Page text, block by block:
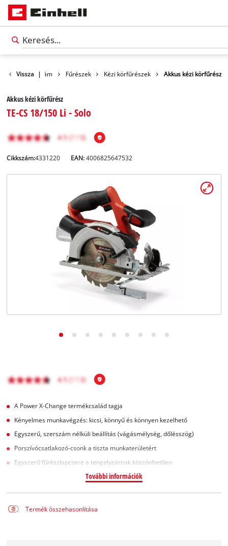
Vissza |
Szerszám Fűrészek Kézi körfűrészek Akkus kézi körfűrész
Akkus kézi körfűrész
TE-CS 18/150 Li - Solo
Cikkszám:4331220 EAN:4006825647532
A Power X-Change termékcsalád tagja
Kényelmes munkavégzés: kicsi, könnyű és könnyen kezelhető
Egyszerű, szerszám nélküli beállítás (vágásmélység, dőlésszög)
Porszívócsatlakozó-csonk a tiszta munkaterületért
Egyszerű fűrészlapcsere a tengelyzárnak köszönhetően
További információk
Termék összehasonlítása